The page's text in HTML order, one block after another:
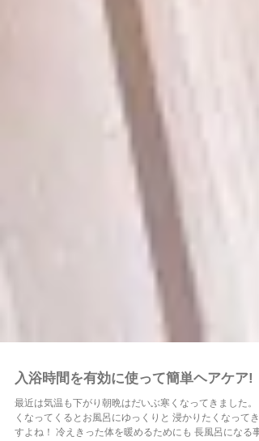
入浴時間を有効に使って簡単ヘアケア!
最近は気温も下がり朝晩はだいぶ寒くなってきました。